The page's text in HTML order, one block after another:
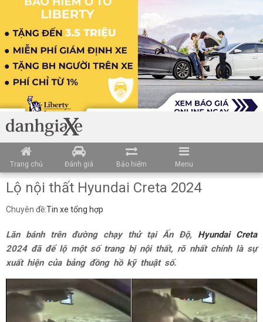
Trang chủ Đánh giá Bảo hiểm Menu
Lộ nội thất Hyundai Creta 2024
Chuyên đề:Tin xe tổng hợp
Lăn bánh trên đường chạy thử tại Ấn Độ, Hyundai Creta
2024 đã để lộ một số trang bị nội thất, rõ nhất chính là sự
xuất hiện của bảng đồng hồ kỹ thuật số.